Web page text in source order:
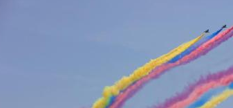
示
中
國
意
志